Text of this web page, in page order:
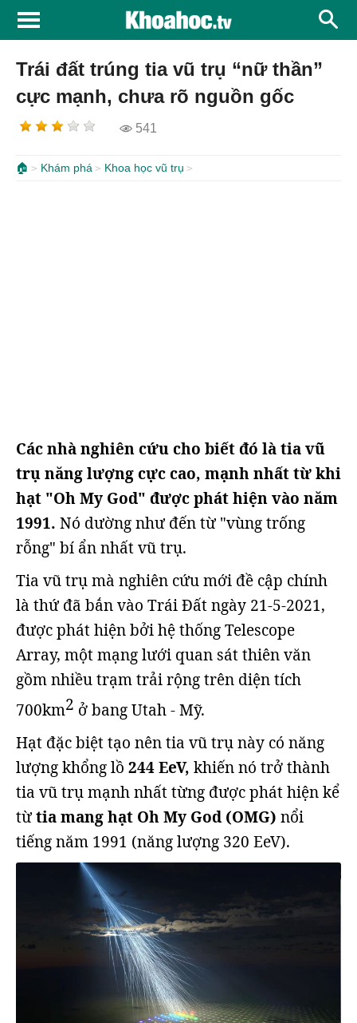
Trái đất trúng tia vũ trụ “nữ thần”
cực mạnh, chưa rõ nguồn gốc
541
🏠 Khám phá Khoa học vũ trụ
Các nhà nghiên cứu cho biết đó là tia vũ
trụ năng lượng cực cao, mạnh nhất từ khi
hạt "Oh My God" được phát hiện vào năm
1991. Nó dường như đến từ "vùng trống
rỗng" bí ẩn nhất vũ trụ.
Tia vũ trụ mà nghiên cứu mới đề cập chính
là thứ đã bắn vào Trái Đất ngày 21-5-2021,
được phát hiện bởi hệ thống Telescope
Array, một mạng lưới quan sát thiên văn
gồm nhiều trạm trải rộng trên diện tích
700km2 ở bang Utah - Mỹ.
Hạt đặc biệt tạo nên tia vũ trụ này có năng
lượng khổng lồ 244 EeV, khiến nó trở thành
tia vũ trụ mạnh nhất từng được phát hiện kể
từtia mang hạt Oh My God (OMG) nổi
tiếng năm 1991 (năng lượng 320 EeV).